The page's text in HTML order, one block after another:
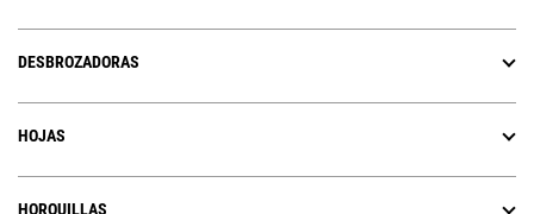
DESBROZADORAS
HOJAS
HORQUILLAS